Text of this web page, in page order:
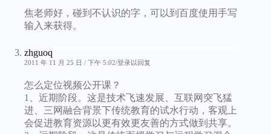
焦老师好，碰到不认识的字，可以到百度使用手写
输入来获得。
zhguoq
2011 年 11 月 25 日 / 下午 5:02 登录以回复
怎么定位视频公开课？
1、近期阶段。这是技术飞速发展、互联网突飞猛
进、三网融合背景下传统教育的试水行动，客观上
会促进教育资源以更有效更友善的方式做到共享。